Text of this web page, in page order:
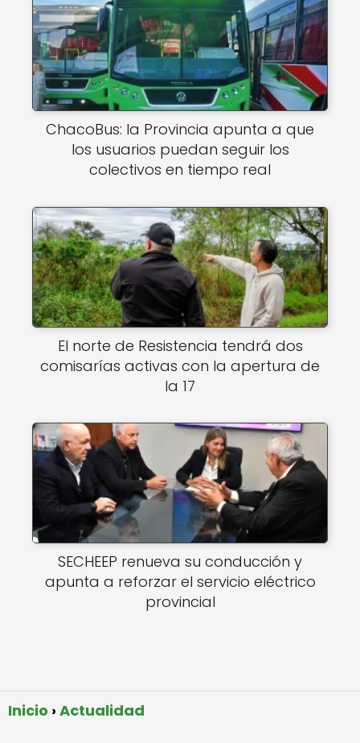
ChacoBus: la Provincia apunta a que
los usuarios puedan seguir los
colectivos en tiempo real
El norte de Resistencia tendrá dos
comisarías activas con la apertura de
la 17
SECHEEP renueva su conducción y
apunta a reforzar el servicio eléctrico
provincial
Inicio Actualidad